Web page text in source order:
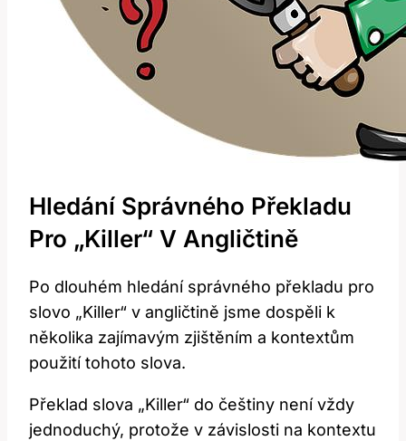
Hledání Správného Překladu
Pro „Killer“ V Angličtině
Po dlouhém hledání správného překladu pro
slovo „Killer“ v angličtině jsme dospěli k
několika zajímavým zjištěním a kontextům
použití tohoto slova.
Překlad slova „Killer“ do češtiny není vždy
jednoduchý, protože v závislosti na kontextu